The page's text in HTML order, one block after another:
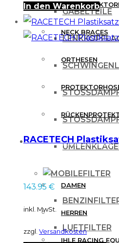
GABELTEILE
FILTER
LUFTFILTER
NECK BRACES
ORTHESEN
FREIZEITBEKLEIDUNG
DAMEN
HERREN
IHLE RACING
In den Warenkorb
RACETECH
143.95 €
inkl. MwSt.
zzgl. Versandkosten